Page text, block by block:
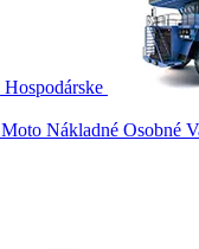
Hospodárske
Moto Nákladné Osobné